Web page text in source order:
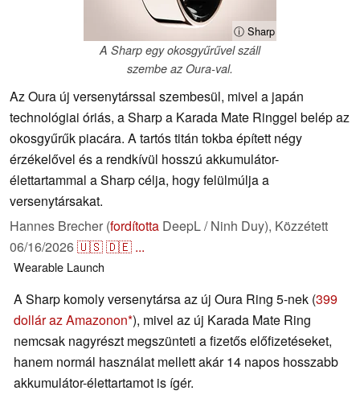
ⓘ Sharp
A Sharp egy okosgyűrűvel száll
szembe az Oura-val.
Az Oura új versenytárssal szembesül, mivel a japán
technológiai óriás, a Sharp a Karada Mate Ringgel belép az
okosgyűrűk piacára. A tartós titán tokba épített négy
érzékelővel és a rendkívül hosszú akkumulátor-
élettartammal a Sharp célja, hogy felülmúlja a
versenytársakat.
Hannes Brecher (fordította DeepL / Ninh Duy), Közzétett
06/16/2026🇺🇸🇩🇪 ...
Wearable Launch
A Sharp komoly versenytársa az új Oura Ring 5-nek (399
dollár az Amazonon ), mivel az új Karada Mate Ring
nemcsak nagyrészt megszünteti a fizetős előfizetéseket,
hanem normál használat mellett akár 14 napos hosszabb
akkumulátor-élettartamot is ígér.